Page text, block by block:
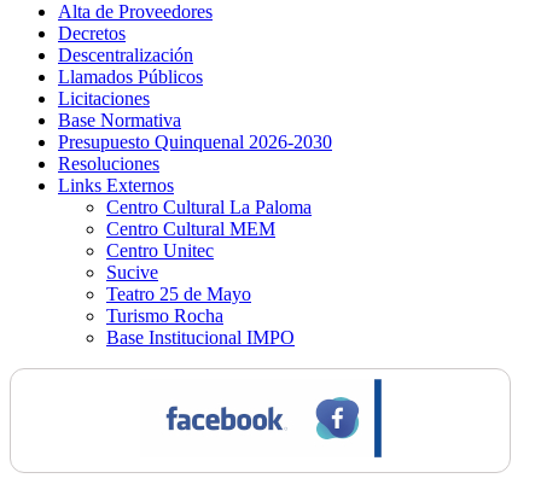
Alta de Proveedores
Decretos
Descentralización
Llamados Públicos
Licitaciones
Base Normativa
Presupuesto Quinquenal 2026-2030
Resoluciones
Links Externos
Centro Cultural La Paloma
Centro Cultural MEM
Centro Unitec
Sucive
Teatro 25 de Mayo
Turismo Rocha
Base Institucional IMPO